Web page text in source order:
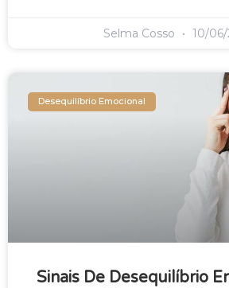
Selma Cosso 10/06/
Desequilíbrio Emocional
Sinais De Desequilíbrio